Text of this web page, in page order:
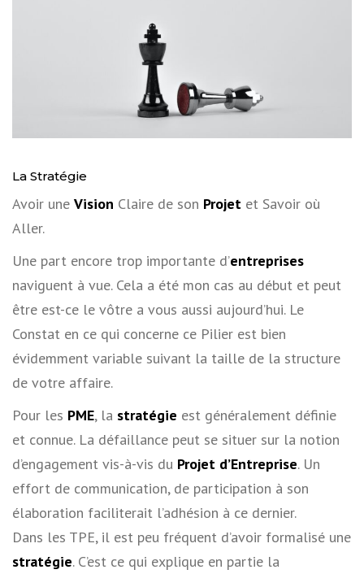
La Stratégie
Avoir une Vision Claire de son Projet et Savoir où
Aller.
Une part encore trop importante d’entreprises
naviguent à vue. Cela a été mon cas au début et peut
être est-ce le vôtre a vous aussi aujourd’hui. Le
Constat en ce qui concerne ce Pilier est bien
évidemment variable suivant la taille de la structure
de votre affaire.
Pour les PME, la stratégie est généralement définie
et connue. La défaillance peut se situer sur la notion
d’engagement vis-à-vis du Projet d’Entreprise. Un
effort de communication, de participation à son
élaboration faciliterait l’adhésion à ce dernier.
Dans les TPE, il est peu fréquent d’avoir formalisé une
stratégie. C’est ce qui explique en partie la